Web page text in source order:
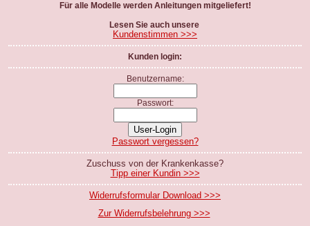
Für alle Modelle werden Anleitungen mitgeliefert!
Lesen Sie auch unsere
Kundenstimmen >>>
Kunden login:
Benutzername:
Passwort:
Passwort vergessen?
Zuschuss von der Krankenkasse?
Tipp einer Kundin >>>
Widerrufsformular Download >>>
Zur Widerrufsbelehrung >>>